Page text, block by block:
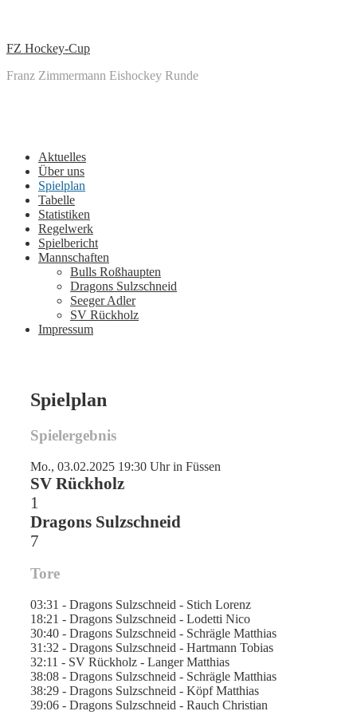
zentralen
Inhalt
FZ Hockey-Cup
Franz Zimmermann Eishockey Runde
Navigation
Aktuelles
Über uns
Spielplan
Tabelle
Statistiken
Regelwerk
Spielbericht
Mannschaften
Bulls Roßhaupten
Dragons Sulzschneid
Seeger Adler
SV Rückholz
Impressum
Spielplan
Spielergebnis
Mo., 03.02.2025 19:30 Uhr in Füssen
SV Rückholz
1
Dragons Sulzschneid
7
Tore
03:31 - Dragons Sulzschneid - Stich Lorenz
18:21 - Dragons Sulzschneid - Lodetti Nico
30:40 - Dragons Sulzschneid - Schrägle Matthias
31:32 - Dragons Sulzschneid - Hartmann Tobias
32:11 - SV Rückholz - Langer Matthias
38:08 - Dragons Sulzschneid - Schrägle Matthias
38:29 - Dragons Sulzschneid - Köpf Matthias
39:06 - Dragons Sulzschneid - Rauch Christian